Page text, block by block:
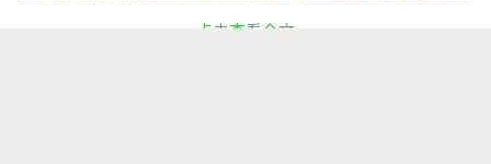
点击查看全文